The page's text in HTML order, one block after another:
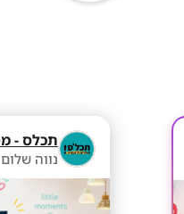
נווה שלום